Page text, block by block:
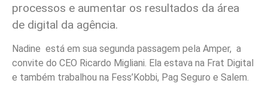
processos e aumentar os resultados da área
de digital da agência.
Nadine está em sua segunda passagem pela Amper, a
convite do CEO Ricardo Migliani. Ela estava na Frat Digital
e também trabalhou na Fess’Kobbi, Pag Seguro e Salem.